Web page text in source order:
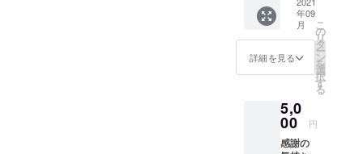
利用、
写真撮
影な
ど）の
ご記載
有効期
限▶
メール
送信か
ます。
【注意
事項】
・備考
欄にお
サービ
ス内容
告欄に
だける
プラン
です。
通常
8000円
使いい
ただけ
ます。
チケッ
年09
月
詳細を見る
こ
の
リ
タ
ー
ン
を
選
択
す
る
5,0
00 円
感謝の